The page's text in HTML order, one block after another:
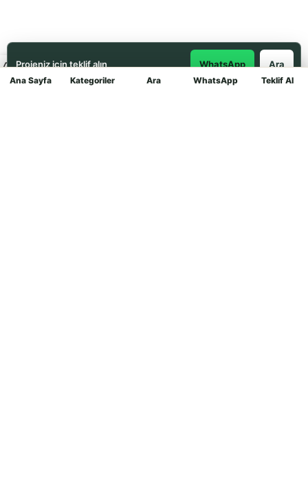
Ana Sayfa Kategoriler Ara WhatsApp Teklif Al
Projeniz için teklif alın WhatsApp Ara